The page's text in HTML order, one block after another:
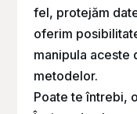
fel, protejăm
oferim
manipula aceste
metodelor.
Poate te întrebi,